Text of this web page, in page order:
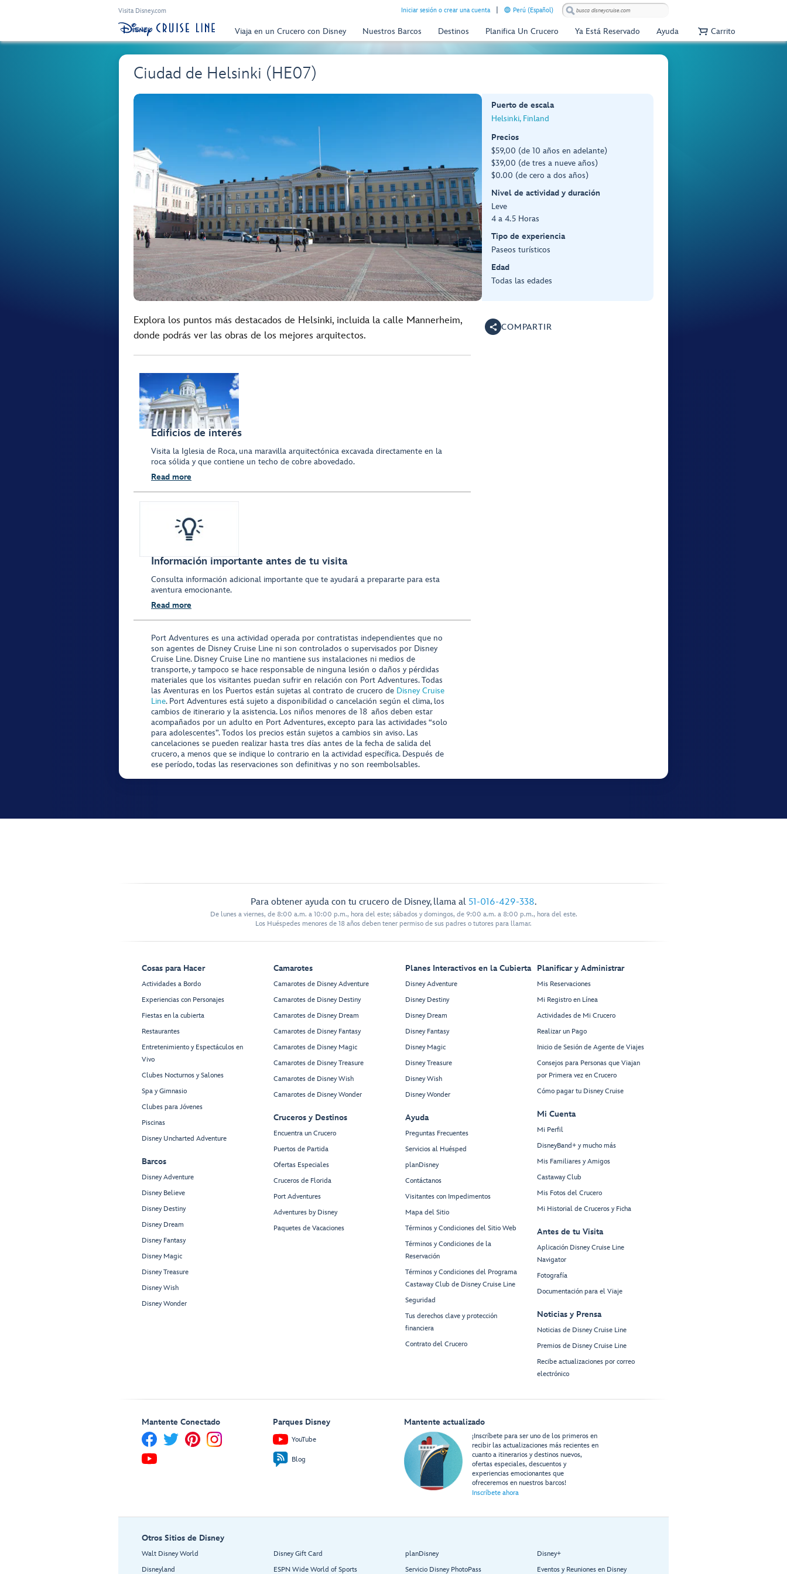
Visita Disney.com Iniciar sesión o crear una cuenta Perú (Español)
Viaja en un Crucero con Disney Nuestros Barcos Destinos Planifica Un Crucero Ya Está Reservado Ayuda Carrito
Ciudad de Helsinki (HE07)
Puerto de escala
Helsinki, Finland
Precios
$59,00 (de 10 años en adelante)
$39,00 (de tres a nueve años)
$0.00 (de cero a dos años)
Nivel de actividad y duración
Leve
4 a 4.5 Horas
Tipo de experiencia
Paseos turísticos
Edad
Todas las edades
Explora los puntos más destacados de Helsinki, incluida la calle Mannerheim,
donde podrás ver las obras de los mejores arquitectos.
Edificios de interés
Visita la Iglesia de Roca, una maravilla arquitectónica excavada directamente en la
roca sólida y que contiene un techo de cobre abovedado.
Read more
Información importante antes de tu visita
Consulta información adicional importante que te ayudará a prepararte para esta
aventura emocionante.
Read more
Port Adventures es una actividad operada por contratistas independientes que no
son agentes de Disney Cruise Line ni son controlados o supervisados por Disney
Cruise Line. Disney Cruise Line no mantiene sus instalaciones ni medios de
transporte, y tampoco se hace responsable de ninguna lesión o daños y pérdidas
materiales que los visitantes puedan sufrir en relación con Port Adventures. Todas
las Aventuras en los Puertos están sujetas al contrato de crucero de Disney Cruise
Line. Port Adventures está sujeto a disponibilidad o cancelación según el clima, los
cambios de itinerario y la asistencia. Los niños menores de 18 años deben estar
acompañados por un adulto en Port Adventures, excepto para las actividades “solo
para adolescentes”. Todos los precios están sujetos a cambios sin aviso. Las
cancelaciones se pueden realizar hasta tres días antes de la fecha de salida del
crucero, a menos que se indique lo contrario en la actividad específica. Después de
ese período, todas las reservaciones son definitivas y no son reembolsables.
COMPARTIR
Para obtener ayuda con tu crucero de Disney, llama al 51-016-429-338.
De lunes a viernes, de 8:00 a.m. a 10:00 p.m., hora del este; sábados y domingos, de 9:00 a.m. a 8:00 p.m., hora del este.
Los Huéspedes menores de 18 años deben tener permiso de sus padres o tutores para llamar.
Cosas para Hacer
Actividades a Bordo
Experiencias con Personajes
Fiestas en la cubierta
Restaurantes
Entretenimiento y Espectáculos en
Vivo
Clubes Nocturnos y Salones
Spa y Gimnasio
Clubes para Jóvenes
Piscinas
Disney Uncharted Adventure
Barcos
Disney Adventure
Disney Believe
Disney Destiny
Disney Dream
Disney Fantasy
Disney Magic
Disney Treasure
Disney Wish
Disney Wonder
Camarotes
Camarotes de Disney Adventure
Camarotes de Disney Destiny
Camarotes de Disney Dream
Camarotes de Disney Fantasy
Camarotes de Disney Magic
Camarotes de Disney Treasure
Camarotes de Disney Wish
Camarotes de Disney Wonder
Cruceros y Destinos
Encuentra un Crucero
Puertos de Partida
Ofertas Especiales
Cruceros de Florida
Port Adventures
Adventures by Disney
Paquetes de Vacaciones
Planes Interactivos en la Cubierta
Disney Adventure
Disney Destiny
Disney Dream
Disney Fantasy
Disney Magic
Disney Treasure
Disney Wish
Disney Wonder
Ayuda
Preguntas Frecuentes
Servicios al Huésped
planDisney
Contáctanos
Visitantes con Impedimentos
Mapa del Sitio
Términos y Condiciones del Sitio Web
Términos y Condiciones de la
Reservación
Términos y Condiciones del Programa
Castaway Club de Disney Cruise Line
Seguridad
Tus derechos clave y protección
financiera
Contrato del Crucero
Planificar y Administrar
Mis Reservaciones
Mi Registro en Línea
Actividades de Mi Crucero
Realizar un Pago
Inicio de Sesión de Agente de Viajes
Consejos para Personas que Viajan
por Primera vez en Crucero
Cómo pagar tu Disney Cruise
Mi Cuenta
Mi Perfil
DisneyBand+ y mucho más
Mis Familiares y Amigos
Castaway Club
Mis Fotos del Crucero
Mi Historial de Cruceros y Ficha
Antes de tu Visita
Aplicación Disney Cruise Line
Navigator
Fotografía
Documentación para el Viaje
Noticias y Prensa
Noticias de Disney Cruise Line
Premios de Disney Cruise Line
Recibe actualizaciones por correo
electrónico
Mantente Conectado Parques Disney
YouTube
Blog
Mantente actualizado
¡Inscríbete para ser uno de los primeros en
recibir las actualizaciones más recientes en
cuanto a itinerarios y destinos nuevos,
ofertas especiales, descuentos y
experiencias emocionantes que
ofreceremos en nuestros barcos!
Inscríbete ahora
Otros Sitios de Disney
Walt Disney World
Disneyland
Disney Gift Card
ESPN Wide World of Sports
planDisney
Servicio Disney PhotoPass
Disney+
Eventos y Reuniones en Disney